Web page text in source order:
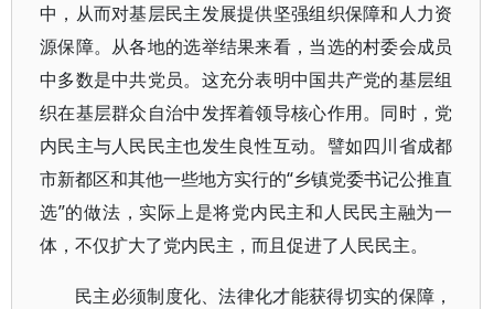
中，从而对基层民主发展提供坚强组织保障和人力资
源保障。从各地的选举结果来看，当选的村委会成员
中多数是中共党员。这充分表明中国共产党的基层组
织在基层群众自治中发挥着领导核心作用。同时，党
内民主与人民民主也发生良性互动。譬如四川省成都
市新都区和其他一些地方实行的“乡镇党委书记公推直
选”的做法，实际上是将党内民主和人民民主融为一
体，不仅扩大了党内民主，而且促进了人民民主。
民主必须制度化、法律化才能获得切实的保障，